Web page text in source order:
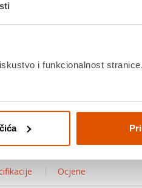
i funkcionalnost
DODAJTE
Usporedite proizvod
Ocjene